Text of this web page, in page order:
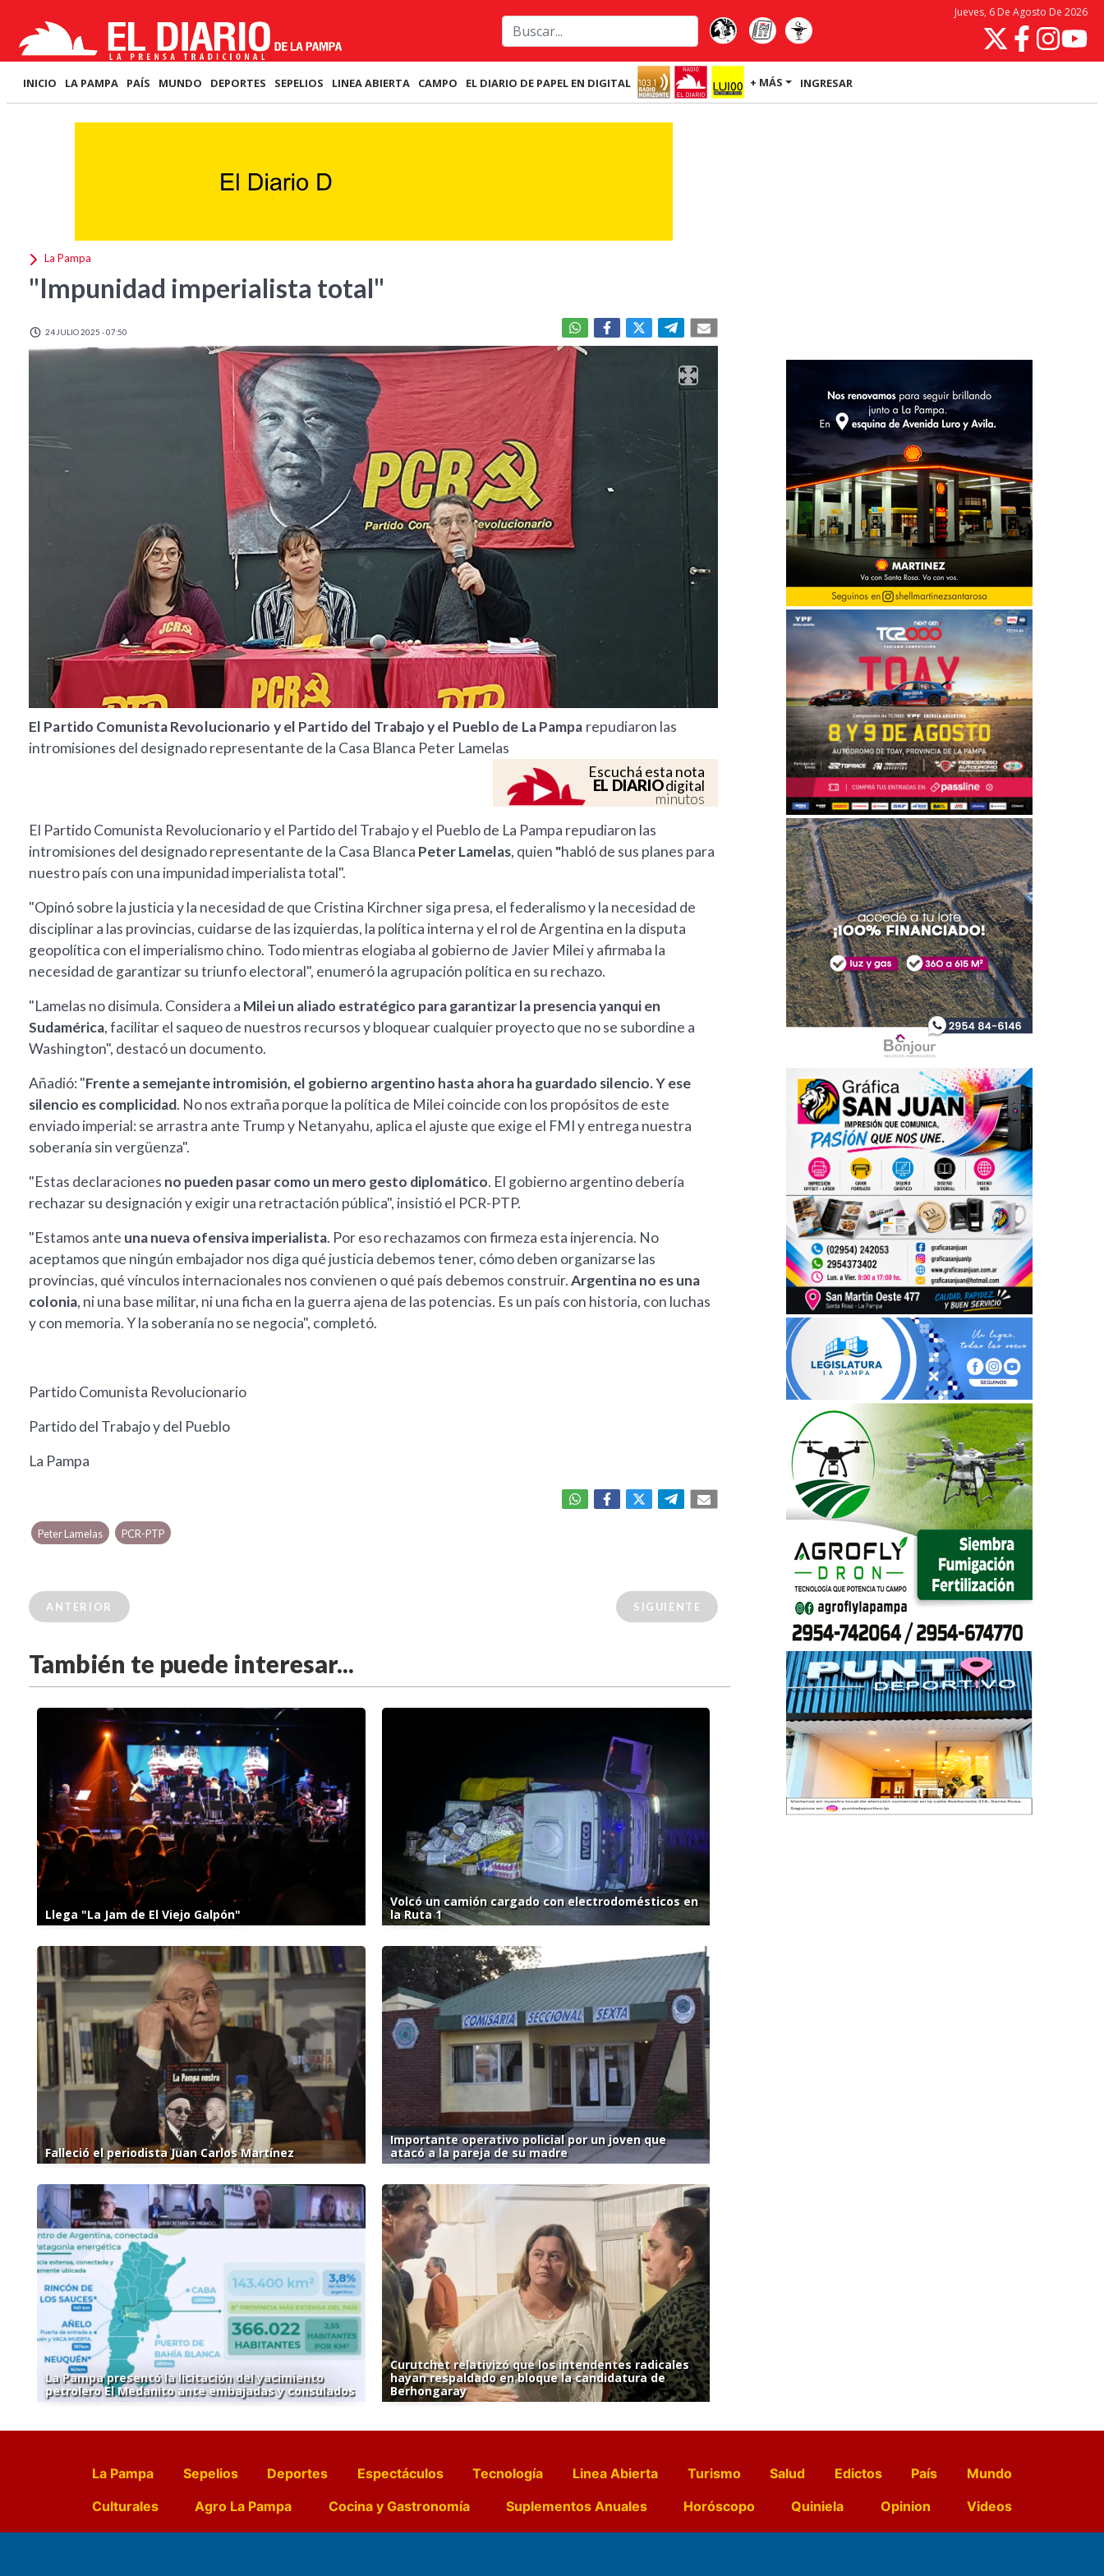
Jueves, 6 De Agosto De 2026
INICIO LA PAMPA PAÍS MUNDO DEPORTES SEPELIOS LINEA ABIERTA CAMPO EL DIARIO DE PAPEL EN DIGITAL + MÁS INGRESAR
La Pampa
"Impunidad imperialista total"
24 JULIO 2025 - 07:50
El Partido Comunista Revolucionario y el Partido del Trabajo y el Pueblo de La Pampa repudiaron las
intromisiones del designado representante de la Casa Blanca Peter Lamelas
Escuchá esta nota
EL DIARIOdigital
minutos
El Partido Comunista Revolucionario y el Partido del Trabajo y el Pueblo de La Pampa repudiaron las
intromisiones del designado representante de la Casa Blanca Peter Lamelas, quien "habló de sus planes para
nuestro país con una impunidad imperialista total".
"Opinó sobre la justicia y la necesidad de que Cristina Kirchner siga presa, el federalismo y la necesidad de
disciplinar a las provincias, cuidarse de las izquierdas, la política interna y el rol de Argentina en la disputa
geopolítica con el imperialismo chino. Todo mientras elogiaba al gobierno de Javier Milei y afirmaba la
necesidad de garantizar su triunfo electoral", enumeró la agrupación política en su rechazo.
"Lamelas no disimula. Considera a Milei un aliado estratégico para garantizar la presencia yanqui en
Sudamérica, facilitar el saqueo de nuestros recursos y bloquear cualquier proyecto que no se subordine a
Washington", destacó un documento.
Añadió: "Frente a semejante intromisión, el gobierno argentino hasta ahora ha guardado silencio. Y ese
silencio es complicidad. No nos extraña porque la política de Milei coincide con los propósitos de este
enviado imperial: se arrastra ante Trump y Netanyahu, aplica el ajuste que exige el FMI y entrega nuestra
soberanía sin vergüenza".
"Estas declaraciones no pueden pasar como un mero gesto diplomático. El gobierno argentino debería
rechazar su designación y exigir una retractación pública", insistió el PCR-PTP.
"Estamos ante una nueva ofensiva imperialista. Por eso rechazamos con firmeza esta injerencia. No
aceptamos que ningún embajador nos diga qué justicia debemos tener, cómo deben organizarse las
provincias, qué vínculos internacionales nos convienen o qué país debemos construir.Argentina no es una
colonia, ni una base militar, ni una ficha en la guerra ajena de las potencias. Es un país con historia, con luchas
y con memoria. Y la soberanía no se negocia", completó.
Partido Comunista Revolucionario
Partido del Trabajo y del Pueblo
La Pampa
Peter Lamelas PCR-PTP
ANTERIOR SIGUIENTE
También te puede interesar...
Llega "La Jam de El Viejo Galpón"
Volcó un camión cargado con electrodomésticos en
la Ruta 1
Falleció el periodista Juan Carlos Martínez
Importante operativo policial por un joven que
atacó a la pareja de su madre
La Pampa presentó la licitación del yacimiento
petrolero El Medanito ante embajadas y consulados
Curutchet relativizó que los intendentes radicales
hayan respaldado en bloque la candidatura de
Berhongaray
La Pampa Sepelios Deportes Espectáculos Tecnología Linea Abierta Turismo Salud Edictos País
Mundo
Culturales
Agro La Pampa Cocina y Gastronomía Suplementos Anuales Horóscopo Quiniela Opinion
Videos